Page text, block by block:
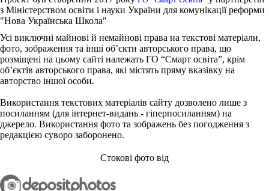
з Міністерством освіти і науки України для комунікації реформи
"Нова Українська Школа"
Усі виключні майнові й немайнові права на текстові матеріали,
фото, зображення та інші об’єкти авторського права, що
розміщені на цьому сайті належать ГО “Смарт освіта”, крім
об’єктів авторського права, які містять пряму вказівку на
авторство іншої особи.
Використання текстових матеріалів сайту дозволено лише з
посиланням (для інтернет-видань - гіперпосиланням) на
джерело. Використання фото та зображень без погодження з
редакцією суворо заборонено.
Стокові фото від